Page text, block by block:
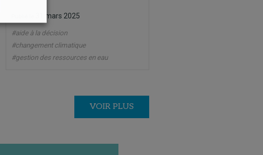
31 mars 2025
#aide à la décision
#changement climatique
#gestion des ressources en eau
VOIR PLUS